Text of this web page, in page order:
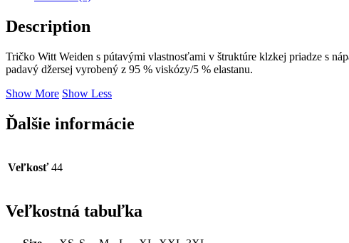
Description
Tričko Witt Weiden s pútavými vlastnosťami v štruktúre klzkej priadze s
padavý džersej vyrobený z 95 % viskózy/5 % elastanu.
Show More Show Less
Ďalšie informácie
Veľkosť 44
Veľkostná tabuľka